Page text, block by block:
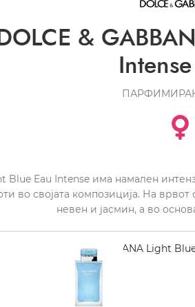
&
Blue Eau Intense има намален
во својата композиција. На
невен и јасмин, а во
DOLCE GABBANA Light